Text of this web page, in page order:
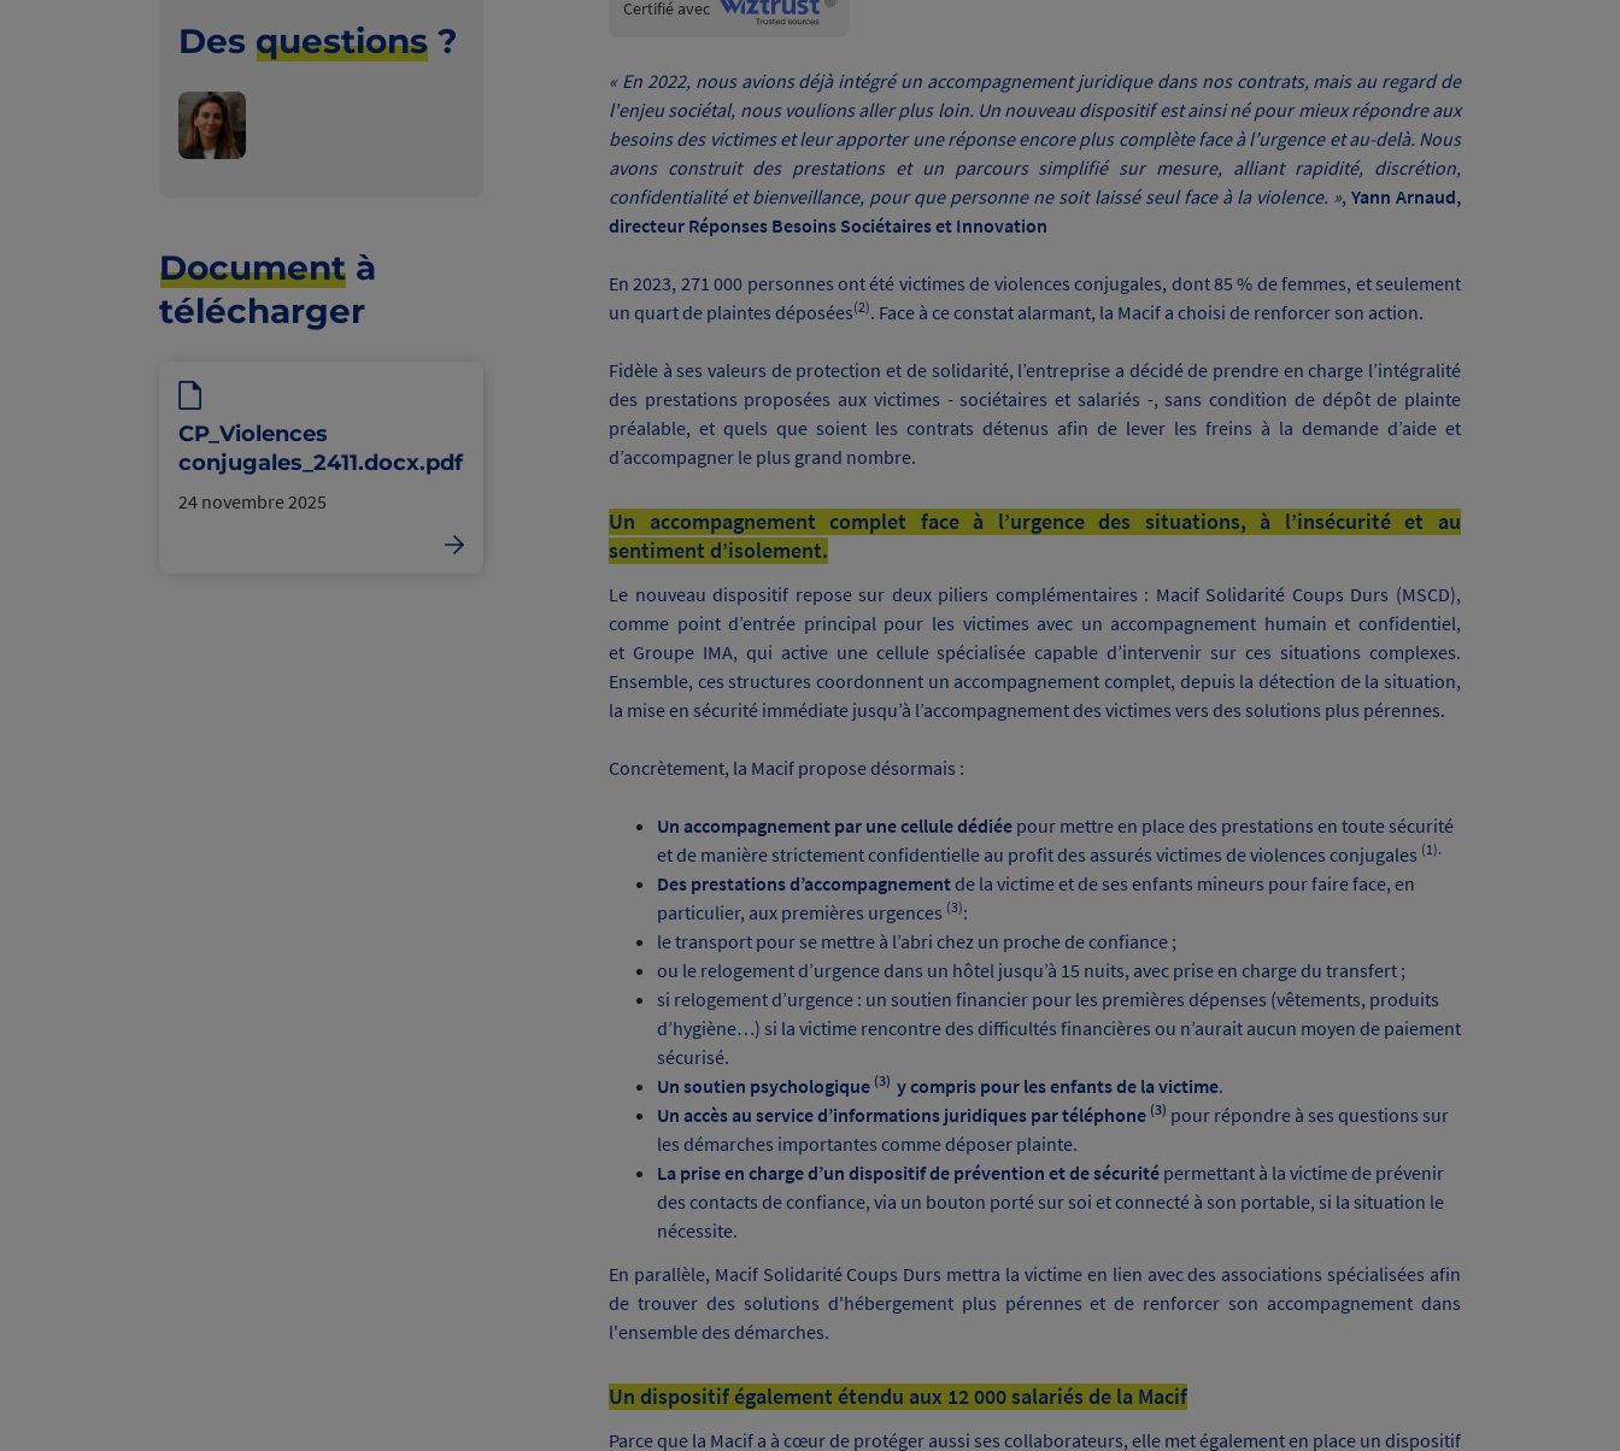
Des questions ?
Joanne
Benhaim
Document à
télécharger
CP_Violences
conjugales_2411.docx.pdf
24 novembre 2025
Certifié avecWiztrust
trusted
« En 2022, nous avions déjà intégré un accompagnement juridique dans nos contrats, mais au regard de
l'enjeu sociétal, nous voulions aller plus loin. Un nouveau dispositif est ainsi né pour mieux répondre aux
besoins des victimes et leur apporter une réponse encore plus complète face à l’urgence et au-delà. Nous
avons construit des prestations et un parcours simplifié sur mesure, alliant rapidité, discrétion,
confidentialité et bienveillance, pour que personne ne soit laissé seul face à la violence. », Yann Arnaud,
directeur Réponses Besoins Sociétaires et Innovation
En 2023, 271 000 personnes ont été victimes de violences conjugales, dont 85 % de femmes, et seulement
un quart de plaintes déposées(2). Face à ce constat alarmant, la Macif a choisi de renforcer son action.
Fidèle à ses valeurs de protection et de solidarité, l’entreprise a décidé de prendre en charge l’intégralité
des prestations proposées aux victimes - sociétaires et salariés -, sans condition de dépôt de plainte
préalable, et quels que soient les contrats détenus afin de lever les freins à la demande d’aide et
d’accompagner le plus grand nombre.
Un accompagnement complet face à l’urgence des situations, à l’insécurité et au
sentiment d’isolement.
Le nouveau dispositif repose sur deux piliers complémentaires : Macif Solidarité Coups Durs (MSCD),
comme point d’entrée principal pour les victimes avec un accompagnement humain et confidentiel,
et Groupe IMA, qui active une cellule spécialisée capable d’intervenir sur ces situations complexes.
Ensemble, ces structures coordonnent un accompagnement complet, depuis la détection de la situation,
la mise en sécurité immédiate jusqu’à l’accompagnement des victimes vers des solutions plus pérennes.
Concrètement, la Macif propose désormais :
Un accompagnement par une cellule dédiée pour mettre en place des prestations en toute sécurité
et de manière strictement confidentielle au profit des assurés victimes de violences conjugales (1).
Des prestations d’accompagnementde la victime et de ses enfants mineurs pour faire face, en
particulier, aux premières urgences (3):
le transport pour se mettre à l’abri chez un proche de confiance ;
ou le relogement d’urgence dans un hôtel jusqu’à 15 nuits, avec prise en charge du transfert ;
si relogement d’urgence : un soutien financier pour les premières dépenses (vêtements, produits
d’hygiène…) si la victime rencontre des difficultés financières ou n’aurait aucun moyen de paiement
sécurisé.
Un soutien psychologique (3) y compris pour les enfants de la victime.
Un accès au service d’informations juridiques par téléphone (3) pour répondre à ses questions sur
les démarches importantes comme déposer plainte.
La prise en charge d’un dispositif de prévention et de sécurité permettant à la victime de prévenir
des contacts de confiance, via un bouton porté sur soi et connecté à son portable, si la situation le
nécessite.
En parallèle, Macif Solidarité Coups Durs mettra la victime en lien avec des associations spécialisées afin
de trouver des solutions d'hébergement plus pérennes et de renforcer son accompagnement dans
l'ensemble des démarches.
Un dispositif également étendu aux 12 000 salariés de la Macif
Parce que la Macif a à cœur de protéger aussi ses collaborateurs, elle met également en place un dispositif